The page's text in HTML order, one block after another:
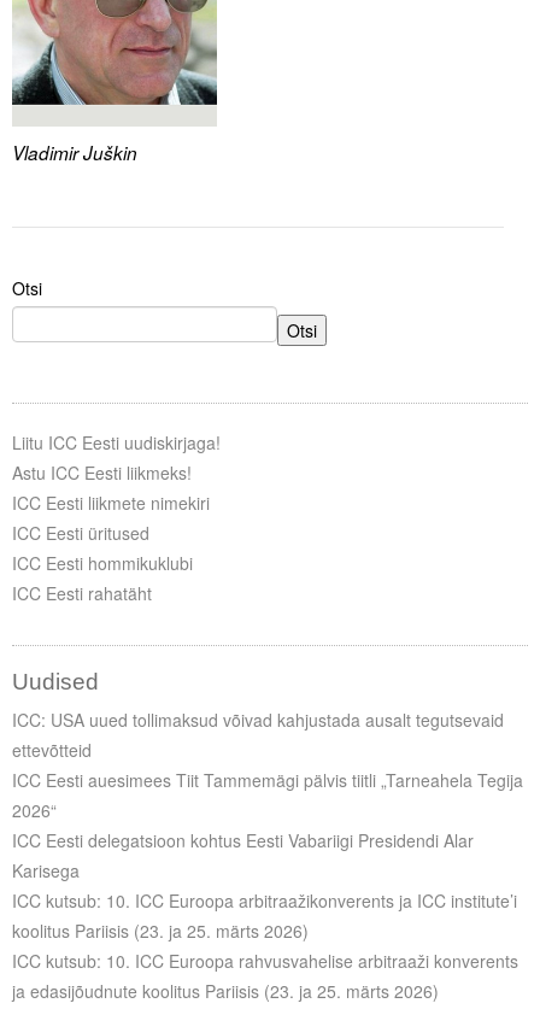
Incoterms® 2020
Abimaterjalid
Projektid
Vladimir Juškin
Otsi
Otsi
Liitu ICC Eesti uudiskirjaga!
Astu ICC Eesti liikmeks!
ICC Eesti liikmete nimekiri
ICC Eesti üritused
ICC Eesti hommikuklubi
ICC Eesti rahatäht
Uudised
ICC: USA uued tollimaksud võivad kahjustada ausalt tegutsevaid
ettevõtteid
ICC Eesti auesimees Tiit Tammemägi pälvis tiitli „Tarneahela Tegija
2026“
ICC Eesti delegatsioon kohtus Eesti Vabariigi Presidendi Alar
Karisega
ICC kutsub: 10. ICC Euroopa arbitraažikonverents ja ICC institute’i
koolitus Pariisis (23. ja 25. märts 2026)
ICC kutsub: 10. ICC Euroopa rahvusvahelise arbitraaži konverents
ja edasijõudnute koolitus Pariisis (23. ja 25. märts 2026)